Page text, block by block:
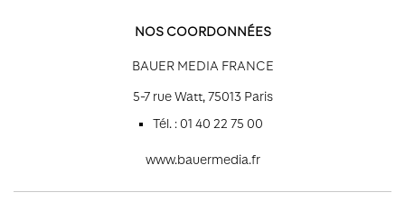
NOS COORDONNÉES
BAUER MEDIA FRANCE
5-7 rue Watt, 75013 Paris
Tél. : 01 40 22 75 00
www.bauermedia.fr